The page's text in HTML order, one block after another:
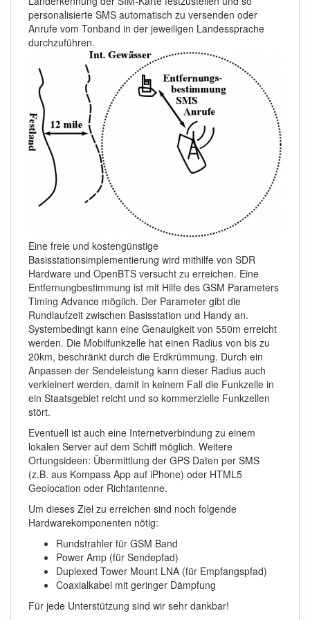
personalisierte SMS automatisch zu versenden oder
Anrufe vom Tonband in der jeweiligen Landessprache
durchzuführen.
Eine freie und kostengünstige
Basisstationsimplementierung wird mithilfe von SDR
Hardware und OpenBTS versucht zu erreichen. Eine
Entfernungbestimmung ist mit Hilfe des GSM Parameters
Timing Advance möglich. Der Parameter gibt die
Rundlaufzeit zwischen Basisstation und Handy an.
Systembedingt kann eine Genauigkeit von 550m erreicht
werden. Die Mobilfunkzelle hat einen Radius von bis zu
20km, beschränkt durch die Erdkrümmung. Durch ein
Anpassen der Sendeleistung kann dieser Radius auch
verkleinert werden, damit in keinem Fall die Funkzelle in
ein Staatsgebiet reicht und so kommerzielle Funkzellen
stört.
Eventuell ist auch eine Internetverbindung zu einem
lokalen Server auf dem Schiff möglich. Weitere
Ortungsideen: Übermittlung der GPS Daten per SMS
(z.B. aus Kompass App auf iPhone) oder HTML5
Geolocation oder Richtantenne.
Um dieses Ziel zu erreichen sind noch folgende
Hardwarekomponenten nötig:
Rundstrahler für GSM Band
Power Amp (für Sendepfad)
Duplexed Tower Mount LNA (für Empfangspfad)
Coaxialkabel mit geringer Dämpfung
Für jede Unterstützung sind wir sehr dankbar!